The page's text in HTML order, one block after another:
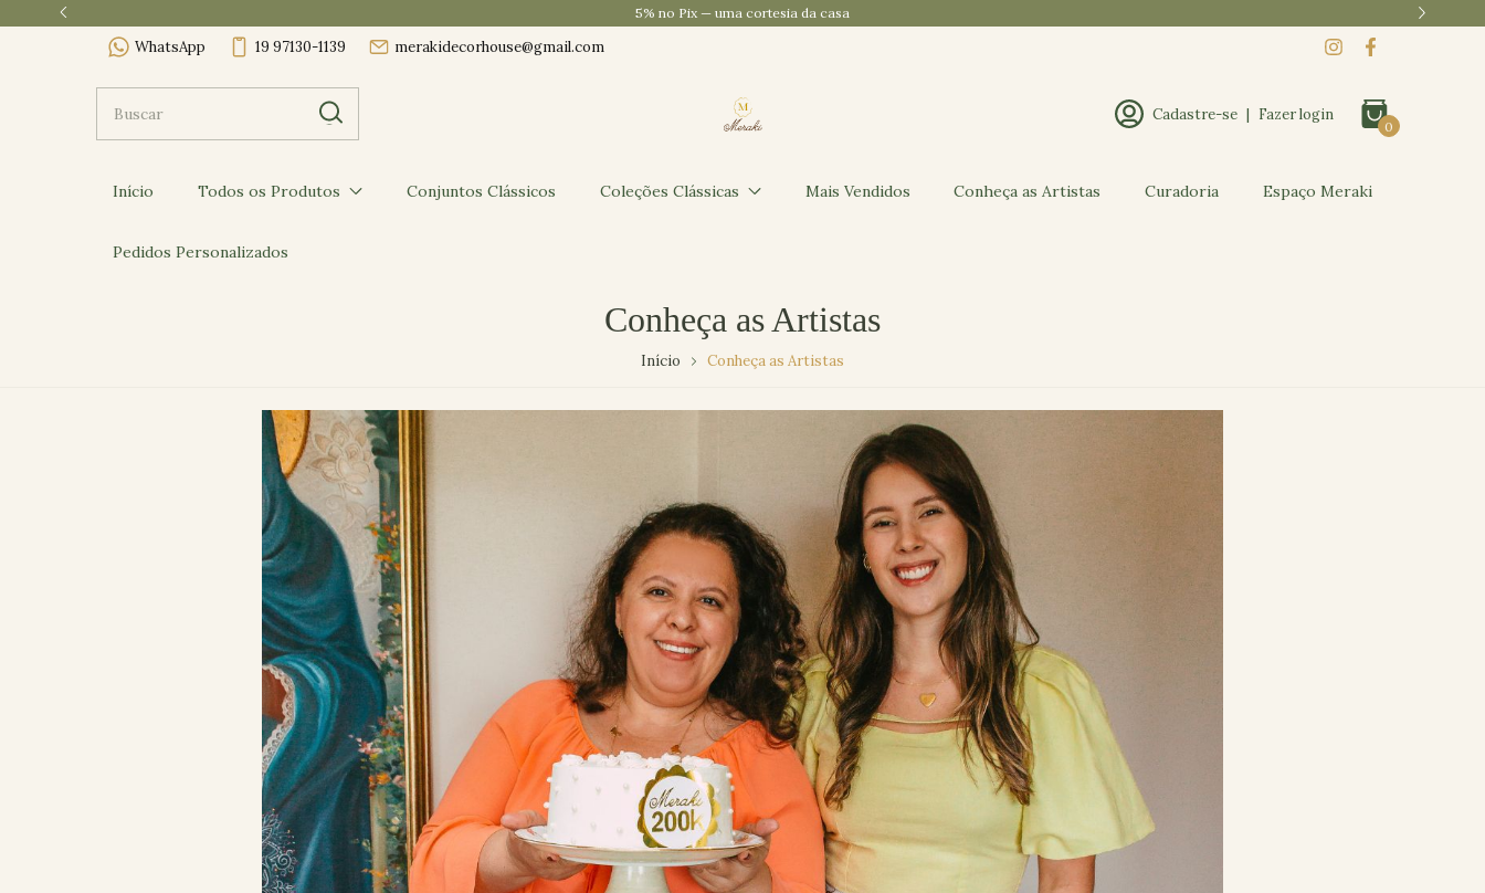
Sua primeira compra com 10% de desconto · cupom BEMVINDO
WhatsApp 19 97130-1139 merakidecorhouse@gmail.com
Cadastre-se | Fazer login
0
Início Todos os Produtos Conjuntos Clássicos Coleções Clássicas Mais Vendidos Conheça as Artistas Curadoria Espaço Meraki
Pedidos Personalizados
Conheça as Artistas
Início Conheça as Artistas